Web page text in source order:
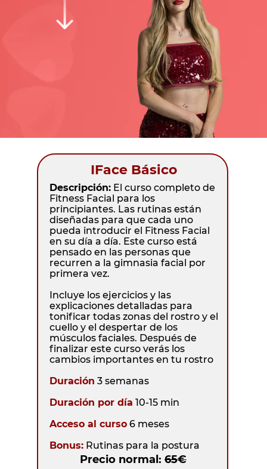
Precio normal: 65€
Descripción: El curso completo de
Fitness Facial para los
principiantes. Las rutinas están
diseñadas para que cada uno
pueda introducir el Fitness Facial
en su día a día. Este curso está
pensado en las personas que
recurren a la gimnasia facial por
primera vez.
Incluye los ejercicios y las
explicaciones detalladas para
tonificar todas zonas del rostro y el
cuello y el despertar de los
músculos faciales. Después de
finalizar este curso verás los
cambios importantes en tu rostro
Duración 3 semanas
Duración por día 10-15 min
Acceso al curso 6 meses
Bonus: Rutinas para la postura
IFace Básico